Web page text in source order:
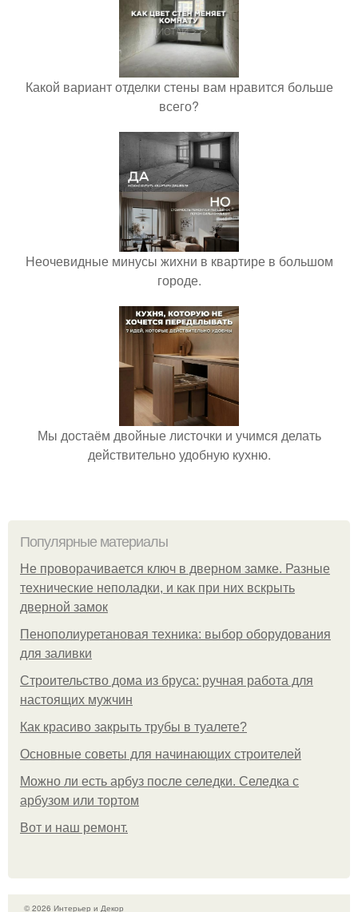
Какой вариант отделки стены вам нравится больше
всего?
Неочевидные минусы жихни в квартире в большом
городе.
Мы достаём двойные листочки и учимся делать
действительно удобную кухню.
Популярные материалы
Не проворачивается ключ в дверном замке. Разные
технические неполадки, и как при них вскрыть
дверной замок
Пенополиуретановая техника: выбор оборудования
для заливки
Строительство дома из бруса: ручная работа для
настоящих мужчин
Как красиво закрыть трубы в туалете?
Основные советы для начинающих строителей
Можно ли есть арбуз после селедки. Селедка с
арбузом или тортом
Boт и наш ремoнт.
© 2026 Интерьер и Декор